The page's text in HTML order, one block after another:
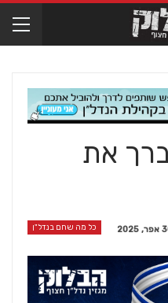
את
כל מה שחם בנדל"ן 2025